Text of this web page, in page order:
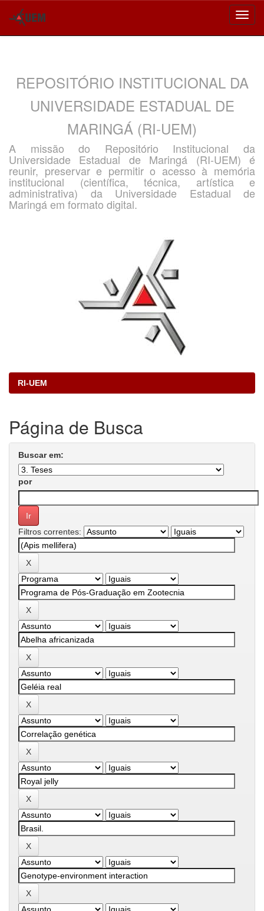
REPOSITÓRIO INSTITUCIONAL DA
UNIVERSIDADE ESTADUAL DE
MARINGÁ (RI-UEM)
A missão do Repositório Institucional da
Universidade Estadual de Maringá (RI-UEM) é
reunir, preservar e permitir o acesso à memória
institucional (científica, técnica, artística e
administrativa) da Universidade Estadual de
Maringá em formato digital.
RI-UEM
Página de Busca
Buscar em:
por
Filtros correntes: